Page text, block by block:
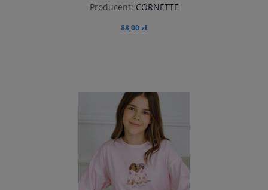
Producent: CORNETTE
88,00 zł
do koszyka